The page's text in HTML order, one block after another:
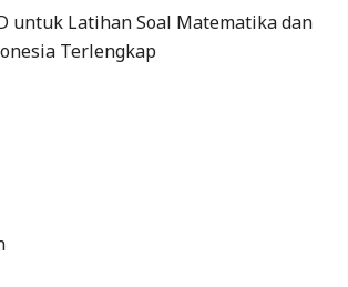
untuk Latihan Soal Matematika dan
Terlengkap